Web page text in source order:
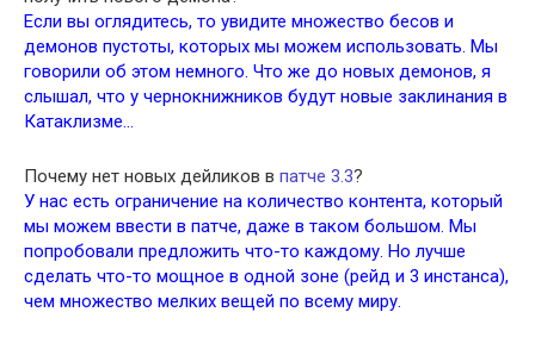
Если вы оглядитесь, то увидите множество бесов и
демонов пустоты, которых мы можем использовать. Мы
говорили об этом немного. Что же до новых демонов, я
слышал, что у чернокнижников будут новые заклинания в
Катаклизме…
Почему нет новых дейликов в патче 3.3?
У нас есть ограничение на количество контента, который
мы можем ввести в патче, даже в таком большом. Мы
попробовали предложить что-то каждому. Но лучше
сделать что-то мощное в одной зоне (рейд и 3 инстанса),
чем множество мелких вещей по всему миру.